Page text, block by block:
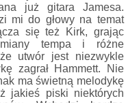
już gitara Jamesa.
mi do głowy na temat
się też Kirk, grając
tempa i różne
utwór jest niezwykle
zagrał Hammett. Nie
ma świetną melodykę
jakieś piski niektórych